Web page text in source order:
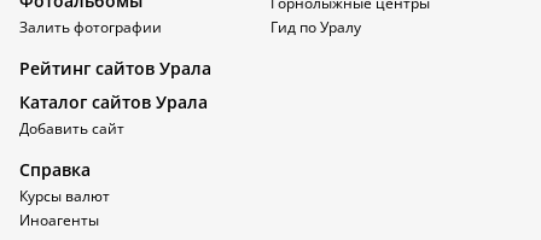
Залить фотографии
Гид по Уралу
Рейтинг сайтов Урала
Каталог сайтов Урала
Добавить сайт
Справка
Курсы валют
Иноагенты